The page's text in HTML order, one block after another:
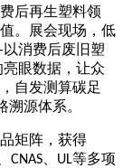
后再生塑料领
。展会现场，低
以消费后废旧塑
亮眼数据，让众
自发测算碳足
源体系。
矩阵，获得
CNAS UL等多项